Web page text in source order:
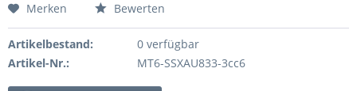
Merken Bewerten
Artikelbestand:
0 verfügbar
Artikel-Nr.:
MT6-SSXAU833-3cc6